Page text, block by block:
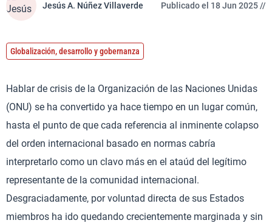
Jesús A. Núñez Villaverde Publicado el 18 Jun 2025 //
Globalización, desarrollo y gobernanza
Hablar de crisis de la Organización de las Naciones Unidas
(ONU) se ha convertido ya hace tiempo en un lugar común,
hasta el punto de que cada referencia al inminente colapso
del orden internacional basado en normas cabría
interpretarlo como un clavo más en el ataúd del legítimo
representante de la comunidad internacional.
Desgraciadamente, por voluntad directa de sus Estados
miembros ha ido quedando crecientemente marginada y sin